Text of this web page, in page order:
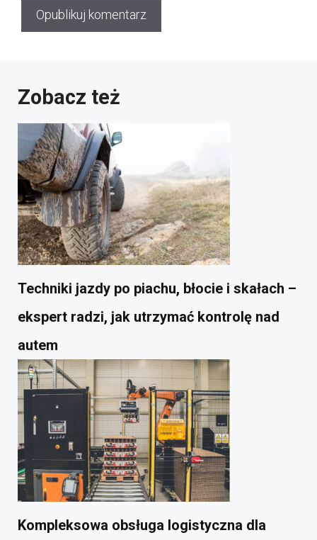
Zobacz też
Techniki jazdy po piachu, błocie i skałach –
ekspert radzi, jak utrzymać kontrolę nad
autem
Kompleksowa obsługa logistyczna dla